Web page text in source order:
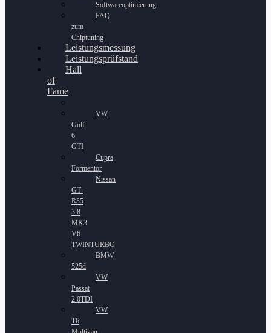
Softwareoptimierung
FAQ
zum
Chiptuning
Leistungsmessung
Leistungsprüfstand
Hall
of
Fame
VW
Golf
6
GTI
Cupra
Formentor
Nissan
GT-
R35
3.8
MK3
V6
TWINTURBO
BMW
525d
VW
Passat
2.0TDI
VW
T6